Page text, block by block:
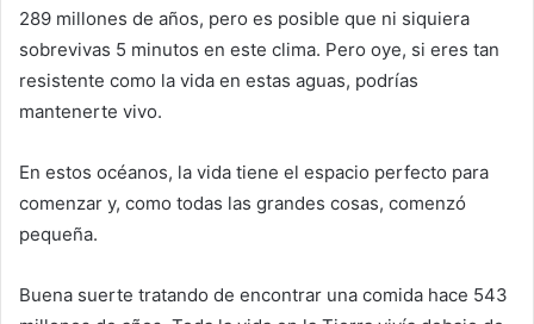
289 millones de años, pero es posible que ni siquiera
sobrevivas 5 minutos en este clima. Pero oye, si eres tan
resistente como la vida en estas aguas, podrías
mantenerte vivo.
En estos océanos, la vida tiene el espacio perfecto para
comenzar y, como todas las grandes cosas, comenzó
pequeña.
Buena suerte tratando de encontrar una comida hace 543